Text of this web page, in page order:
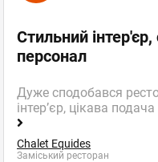
Стильний
персонал
Дуже сподобався
інтер’єр, цікава
Chalet Equides
Заміський ресторан